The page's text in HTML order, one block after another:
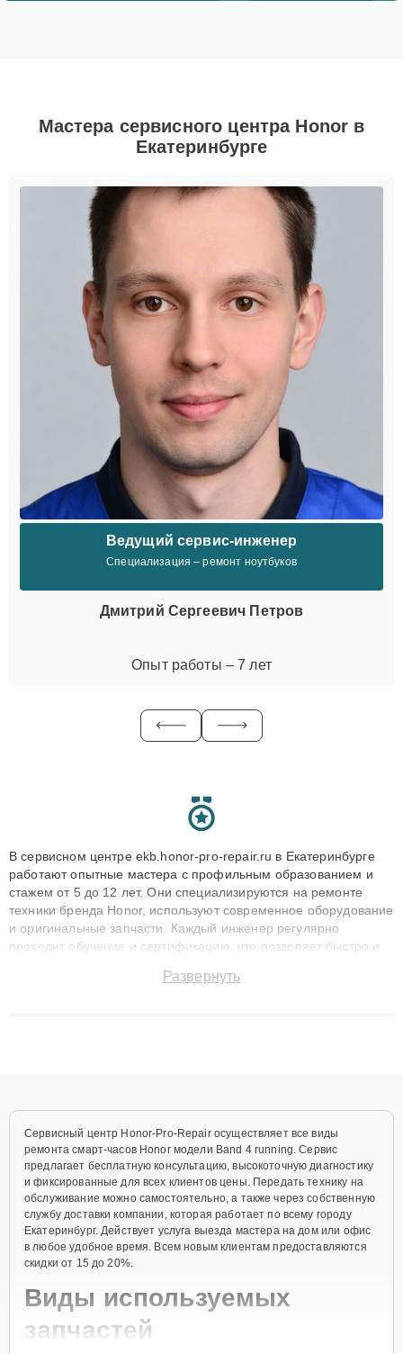
Мастера сервисного центра Honor в
Екатеринбурге
Ведущий сервис-инженер
Специализация – ремонт ноутбуков
Дмитрий Сергеевич Петров
Опыт работы – 7 лет
В сервисном центре ekb.honor-pro-repair.ru в Екатеринбурге
работают опытные мастера с профильным образованием и
стажем от 5 до 12 лет. Они специализируются на ремонте
техники бренда Honor, используют современное оборудование
и оригинальные запчасти. Каждый инженер регулярно
проходит обучение и сертификацию, что позволяет быстро и
сохранением гарантии до 3 лет. Наши мастера решают
Развернуть
Сервисный центр Honor-Pro-Repair осуществляет все виды
ремонта смарт-часов Honor модели Band 4 running. Сервис
предлагает бесплатную консультацию, высокоточную диагностику
и фиксированные для всех клиентов цены. Передать технику на
обслуживание можно самостоятельно, а также через собственную
службу доставки компании, которая работает по всему городу
Екатеринбург. Действует услуга выезда мастера на дом или офис
в любое удобное время. Всем новым клиентам предоставляются
скидки от 15 до 20%.
Виды используемых
запчастей